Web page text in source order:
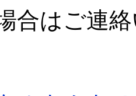
合はご連